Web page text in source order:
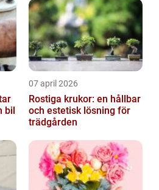
bil
07 april 2026
Rostiga krukor: en hållbar
och estetisk lösning för
trädgården